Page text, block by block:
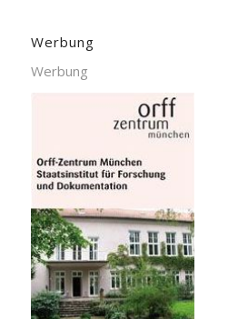
Werbung
Werbung